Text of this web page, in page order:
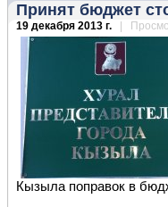
Принят бюджет
19 декабря 2013 г. |
Кызыла поправок в